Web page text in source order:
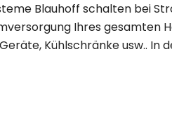
Blauhoff schalten bei
Ihres gesamten
Kühlschränke usw..